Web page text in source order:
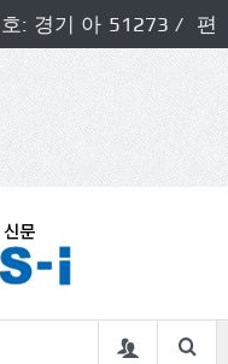
: 경기 아 51273 / 편
임자 및 청소년보호호